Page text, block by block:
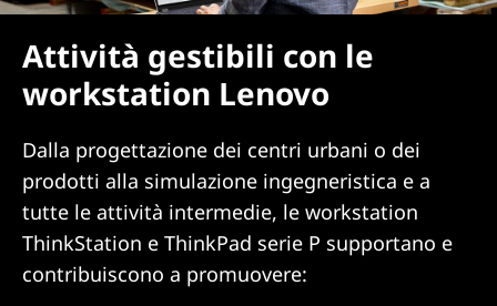
Attività gestibili con le
workstation Lenovo
Dalla progettazione dei centri urbani o dei
prodotti alla simulazione ingegneristica e a
tutte le attività intermedie, le workstation
ThinkStation e ThinkPad serie P supportano e
contribuiscono a promuovere: